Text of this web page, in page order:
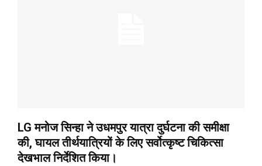
LG मनोज सिन्हा ने उधमपुर यात्रा दुर्घटना की समीक्षा
की, घायल तीर्थयात्रियों के लिए सर्वोत्कृष्ट चिकित्सा
देखभाल निर्देशित किया।